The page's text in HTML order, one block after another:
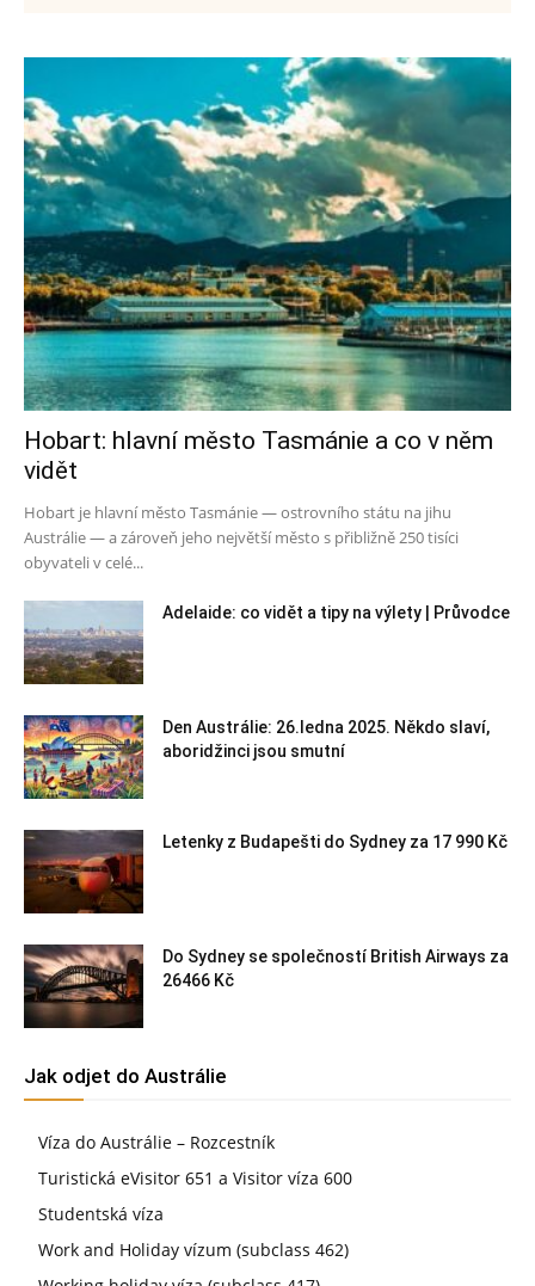
Hobart: hlavní město Tasmánie a co v něm
vidět
Hobart je hlavní město Tasmánie — ostrovního státu na jihu
Austrálie — a zároveň jeho největší město s přibližně 250 tisíci
obyvateli v celé...
Adelaide: co vidět a tipy na výlety | Průvodce
Den Austrálie: 26.ledna 2025. Někdo slaví,
aboridžinci jsou smutní
Letenky z Budapešti do Sydney za 17 990 Kč
Do Sydney se společností British Airways za
26466 Kč
Jak odjet do Austrálie
Víza do Austrálie – Rozcestník
Turistická eVisitor 651 a Visitor víza 600
Studentská víza
Work and Holiday vízum (subclass 462)